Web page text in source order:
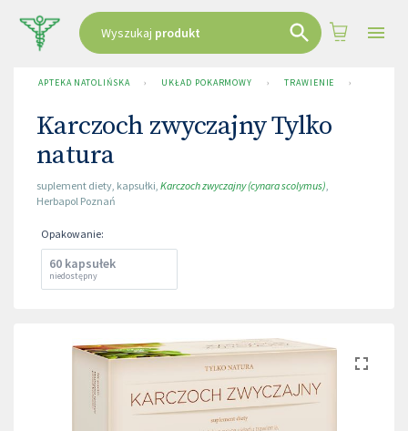
Wyszukaj produkt
APTEKA NATOLIŃSKA › UKŁAD POKARMOWY › TRAWIENIE ›
Karczoch zwyczajny Tylko
natura
suplement diety, kapsułki, Karczoch zwyczajny (cynara scolymus),
Herbapol Poznań
Opakowanie:
60 kapsułek
niedostępny